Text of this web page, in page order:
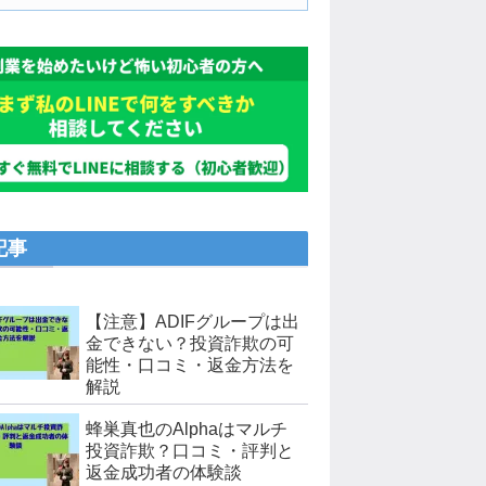
事
【注意】ADIFグループは出
金できない？投資詐欺の可
能性・口コミ・返金方法を
解説
蜂巣真也のAlphaはマルチ
投資詐欺？口コミ・評判と
返金成功者の体験談